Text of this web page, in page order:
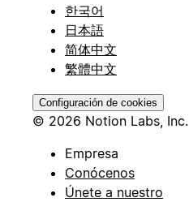
한국어
日本語
简体中文
繁體中文
Configuración de cookies
© 2026 Notion Labs, Inc.
Empresa
Conócenos
Únete a nuestro